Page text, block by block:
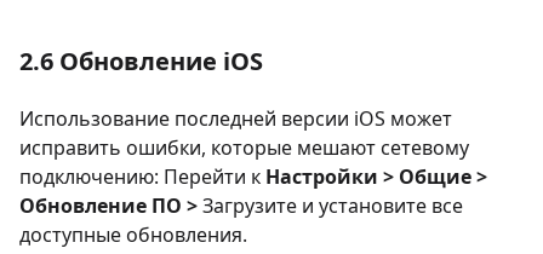
2.6 Обновление iOS
Использование последней версии iOS может
исправить ошибки, которые мешают сетевому
подключению: Перейти к Настройки > Общие >
Обновление ПО >Загрузите и установите все
доступные обновления.